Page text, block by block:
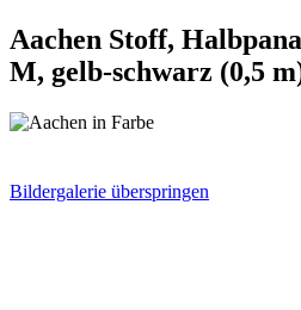
Aachen Stoff,
M, gelb-schwarz (0,5
Bildergalerie überspringen